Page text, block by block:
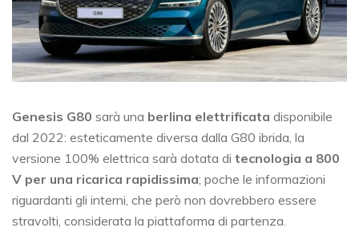
Genesis G80 sarà una berlina elettrificata disponibile
dal 2022: esteticamente diversa dalla G80 ibrida, la
versione 100% elettrica sarà dotata di tecnologia a 800
V per una ricarica rapidissima; poche le informazioni
riguardanti gli interni, che però non dovrebbero essere
stravolti, considerata la piattaforma di partenza.